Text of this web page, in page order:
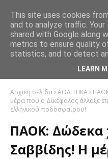
Αρχική σελίδα ΑΘΛΗΤΙΚΑ
μέρα που ο Δικέφαλος άλλαξε
ελληνικού ποδοσφαίρου!
ΠΑΟΚ: Δώδεκα
Σαββίδης! Η
This site uses cookies
and to analyze traffic.
shared with Google along
metrics to ensure quality
statistics, and to detect
LEARN